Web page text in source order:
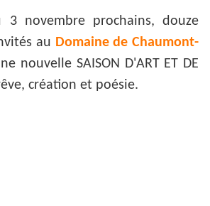
3 novembre prochains, douze
au Domaine de Chaumont-
nouvelle SAISON D'ART ET DE
création et poésie.